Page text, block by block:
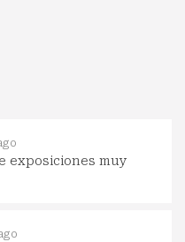
exposiciones muy